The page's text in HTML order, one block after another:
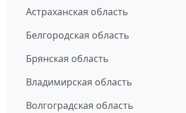
Астраханская область
Белгородская область
Брянская область
Владимирская область
Волгоградская область